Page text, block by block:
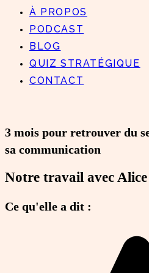
À PROPOS
PODCAST
BLOG
QUIZ STRATÉGIQUE
CONTACT
3 mois pour retrouver du
sa communication
Notre travail avec Alice
Ce qu'elle a dit :